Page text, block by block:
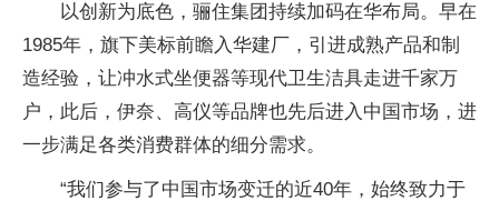
以创新为底色，骊住集团持续加码在华布局。早在
1985年，旗下美标前瞻入华建厂，引进成熟产品和制
造经验，让冲水式坐便器等现代卫生洁具走进千家万
户，此后，伊奈、高仪等品牌也先后进入中国市场，进
一步满足各类消费群体的细分需求。
“我们参与了中国市场变迁的近40年，始终致力于